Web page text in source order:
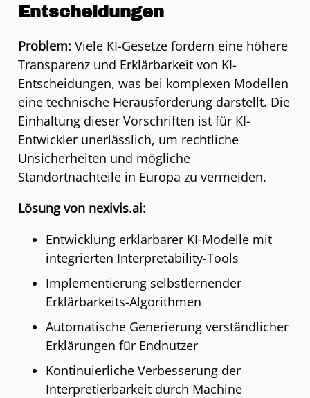
Entscheidungen
Problem: Viele KI-Gesetze fordern eine höhere
Transparenz und Erklärbarkeit von KI-
Entscheidungen, was bei komplexen Modellen
eine technische Herausforderung darstellt. Die
Einhaltung dieser Vorschriften ist für KI-
Entwickler unerlässlich, um rechtliche
Unsicherheiten und mögliche
Standortnachteile in Europa zu vermeiden.
Lösung von nexivis.ai:
Entwicklung erklärbarer KI-Modelle mit
integrierten Interpretability-Tools
Implementierung selbstlernender
Erklärbarkeits-Algorithmen
Automatische Generierung verständlicher
Erklärungen für Endnutzer
Kontinuierliche Verbesserung der
Interpretierbarkeit durch Machine